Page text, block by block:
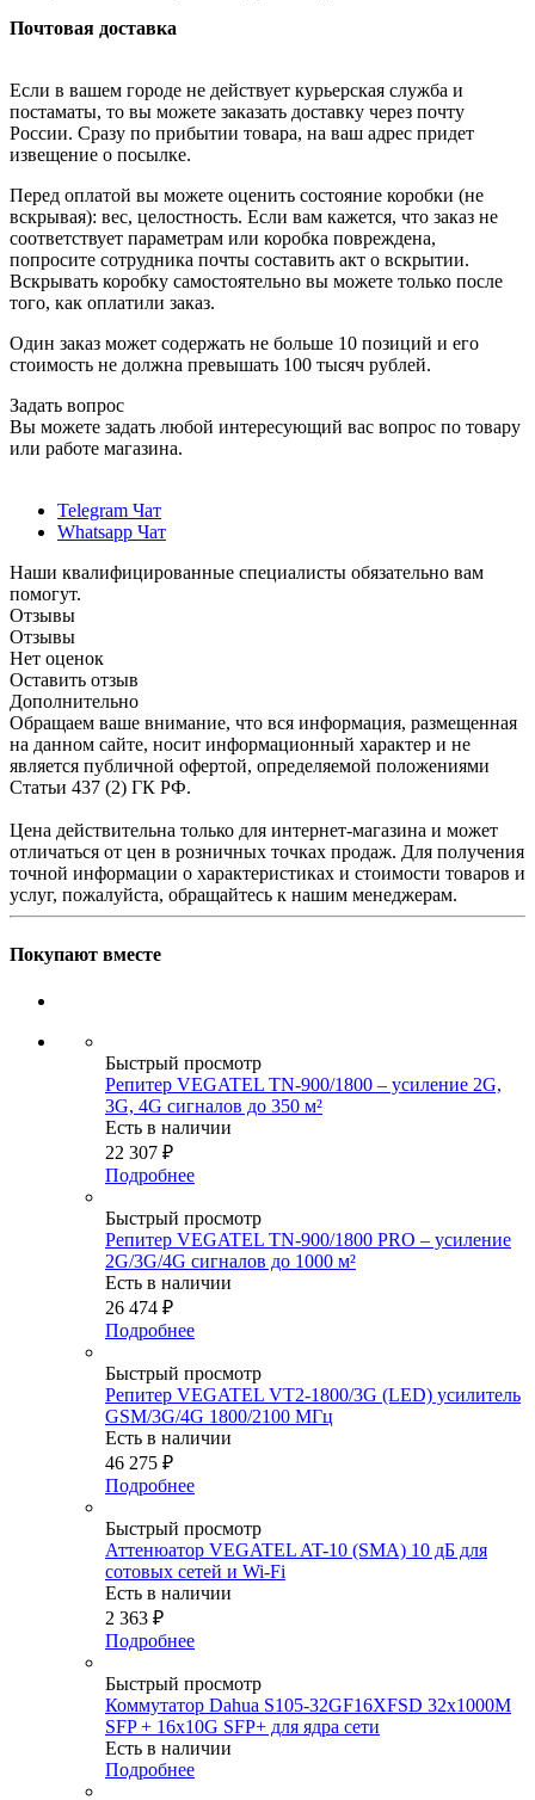
Почтовая доставка
Если в вашем городе не действует курьерская служба и
постаматы, то вы можете заказать доставку через почту
России. Сразу по прибытии товара, на ваш адрес придет
извещение о посылке.
Перед оплатой вы можете оценить состояние коробки (не
вскрывая): вес, целостность. Если вам кажется, что заказ не
соответствует параметрам или коробка повреждена,
попросите сотрудника почты составить акт о вскрытии.
Вскрывать коробку самостоятельно вы можете только после
того, как оплатили заказ.
Один заказ может содержать не больше 10 позиций и его
стоимость не должна превышать 100 тысяч рублей.
Задать вопрос
Вы можете задать любой интересующий вас вопрос по товару
или работе магазина.
Telegram Чат
Whatsapp Чат
Наши квалифицированные специалисты обязательно вам
помогут.
Отзывы
Отзывы
Нет оценок
Оставить отзыв
Дополнительно
Обращаем ваше внимание, что вся информация, размещенная
на данном сайте, носит информационный характер и не
является публичной офертой, определяемой положениями
Статьи 437 (2) ГК РФ.
Цена действительна только для интернет-магазина и может
отличаться от цен в розничных точках продаж. Для получения
точной информации о характеристиках и стоимости товаров и
услуг, пожалуйста, обращайтесь к нашим менеджерам.
Покупают вместе
Быстрый просмотр
Репитер VEGATEL TN-900/1800 – усиление 2G,
3G, 4G сигналов до 350 м²
Есть в наличии
22 307 ₽
Подробнее
Быстрый просмотр
Репитер VEGATEL TN-900/1800 PRO – усиление
2G/3G/4G сигналов до 1000 м²
Есть в наличии
26 474 ₽
Подробнее
Быстрый просмотр
Репитер VEGATEL VT2-1800/3G (LED) усилитель
GSM/3G/4G 1800/2100 МГц
Есть в наличии
46 275 ₽
Подробнее
Быстрый просмотр
Аттенюатор VEGATEL AT-10 (SMA) 10 дБ для
сотовых сетей и Wi-Fi
Есть в наличии
2 363 ₽
Подробнее
Быстрый просмотр
Коммутатор Dahua S105-32GF16XFSD 32x1000M
SFP + 16x10G SFP+ для ядра сети
Есть в наличии
Подробнее